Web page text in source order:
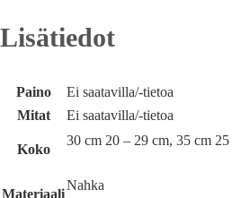
Lisätiedot
Paino
Ei saatavilla/-tietoa
Mitat
Ei saatavilla/-tietoa
Koko
30 cm 20 – 29 cm, 35 cm
Materiaali
Nahka